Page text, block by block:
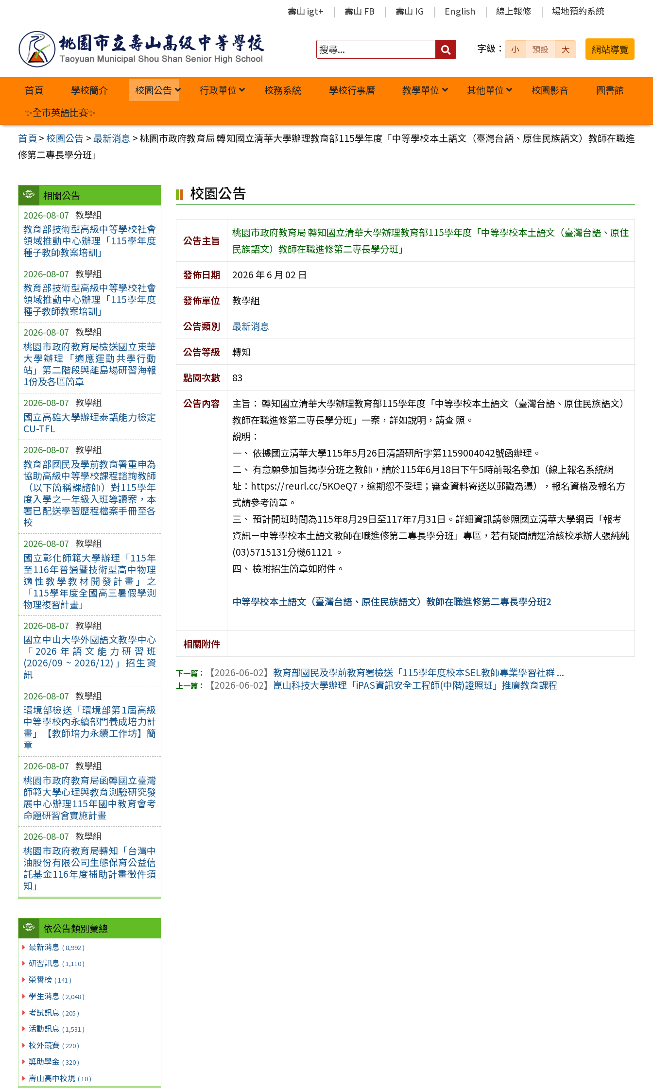
內
壽山 igt+ 壽山 FB 壽山 IG English 線上報修 場地預約系統
搜
字級： 小 預設 大 網站導覽
首頁 學校簡介 校園公告 行政單位 校務系統 學校行事曆 教學單位 其他單位 校園影音
圖書館
✨全市英語比賽✨
首頁 >校園公告 >最新消息 >桃園市政府教育局 轉知國立清華大學辦理教育部115學年度「中等學校本土語文（臺灣台語、原住民族語文）教師在職進
修第二專長學分班」
相關公告
2026-08-07 教學組
教育部技術型高級中等學校社會
領域推動中心辦理「115學年度
種子教師教案培訓」
2026-08-07 教學組
教育部技術型高級中等學校社會
領域推動中心辦理「115學年度
種子教師教案培訓」
2026-08-07 教學組
桃園市政府教育局檢送國立東華
大學辦理「適應運動共學行動
站」第二階段與離島場研習海報
1份及各區簡章
2026-08-07 教學組
國立高雄大學辦理泰語能力檢定
CU-TFL
2026-08-07 教學組
教育部國民及學前教育署重申為
協助高級中等學校課程諮詢教師
（以下簡稱課諮師）對115學年
度入學之一年級入班導讀案，本
署已配送學習歷程檔案手冊至各
校
2026-08-07 教學組
國立彰化師範大學辦理「115年
至116年普通暨技術型高中物理
適性教學教材開發計畫」之
「115學年度全國高三暑假學測
物理複習計畫」
2026-08-07 教學組
國立中山大學外國語文教學中心
「2026年語文能力研習班
(2026/09 ~ 2026/12)」招生資
訊
2026-08-07 教學組
環境部檢送「環境部第1屆高級
中等學校內永續部門養成培力計
畫」【教師培力永續工作坊】簡
章
2026-08-07 教學組
桃園市政府教育局函轉國立臺灣
師範大學心理與教育測驗研究發
展中心辦理115年國中教育會考
命題研習會實施計畫
2026-08-07 教學組
桃園市政府教育局轉知「台灣中
油股份有限公司生態保育公益信
託基金116年度補助計畫徵件須
知」
依公告類別彙總
最新消息 ( 8,992 )
研習訊息 ( 1,110 )
榮譽榜 ( 141 )
學生消息 ( 2,048 )
考試訊息 ( 205 )
活動訊息 ( 1,531 )
校外競賽 ( 220 )
獎助學金 ( 320 )
壽山高中校規 ( 10 )
校園公告
公告主旨
桃園市政府教育局 轉知國立清華大學辦理教育部115學年度「中等學校本土語文（臺灣台語、原住
民族語文）教師在職進修第二專長學分班」
發佈日期
2026 年 6 月 02 日
發佈單位
教學組
公告類別
最新消息
公告等級
轉知
點閱次數
83
公告內容
主旨： 轉知國立清華大學辦理教育部115學年度「中等學校本土語文（臺灣台語、原住民族語文）
教師在職進修第二專長學分班」一案，詳如說明，請查 照。
說明：
一、 依據國立清華大學115年5月26日清語研所字第1159004042號函辦理。
二、 有意願參加旨揭學分班之教師，請於115年6月18日下午5時前報名參加（線上報名系統網
址：https://reurl.cc/5KOeQ7，逾期恕不受理；審查資料寄送以郵戳為憑），報名資格及報名方
式請參考簡章。
三、 預計開班時間為115年8月29日至117年7月31日。詳細資訊請參照國立清華大學網頁「報考
資訊－中等學校本土語文教師在職進修第二專長學分班」專區，若有疑問請逕洽該校承辦人張純純
(03)5715131分機61121 。
四、 檢附招生簡章如附件。
中等學校本土語文（臺灣台語、原住民族語文）教師在職進修第二專長學分班2
相關附件
【2026-06-02】教育部國民及學前教育署檢送「115學年度校本SEL教師專業學習社群 ...
【2026-06-02】 崑山科技大學辦理「iPAS資訊安全工程師(中階)證照班」推廣教育課程